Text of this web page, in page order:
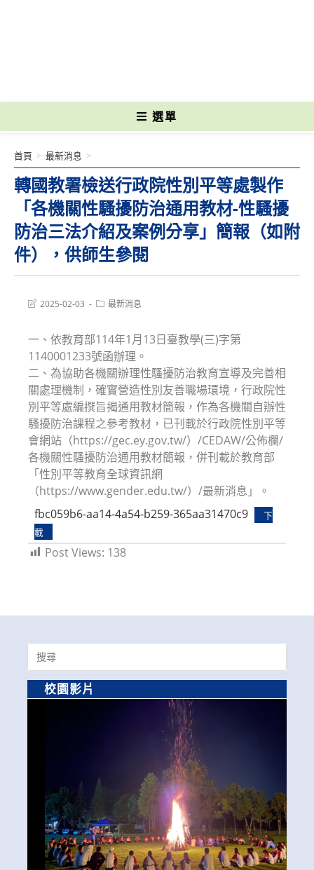
選單
轉國教署檢送行政院性別平等處製作
「各機關性騷擾防治通用教材-性騷擾
防治三法介紹及案例分享」簡報（如附
件），供師生參閱
首頁 > 最新消息 >
Post2025-02-03
Post最新消息
一、依教育部114年1月13日臺教學(三)字第
1140001233號函辦理。
二、為協助各機關辦理性騷擾防治教育宣導及完善相
關處理機制，確實營造性別友善職場環境，行政院性
別平等處編撰旨揭通用教材簡報，作為各機關自辦性
騷擾防治課程之參考教材，已刊載於行政院性別平等
會網站（https://gec.ey.gov.tw/）/CEDAW/公佈欄/
各機關性騷擾防治通用教材簡報，併刊載於教育部
「性別平等教育全球資訊網
（https://www.gender.edu.tw/）/最新消息」。
fbc059b6-aa14-4a54-b259-365aa31470c9
下
載
Post Views: 138
Search
for:
校園影片